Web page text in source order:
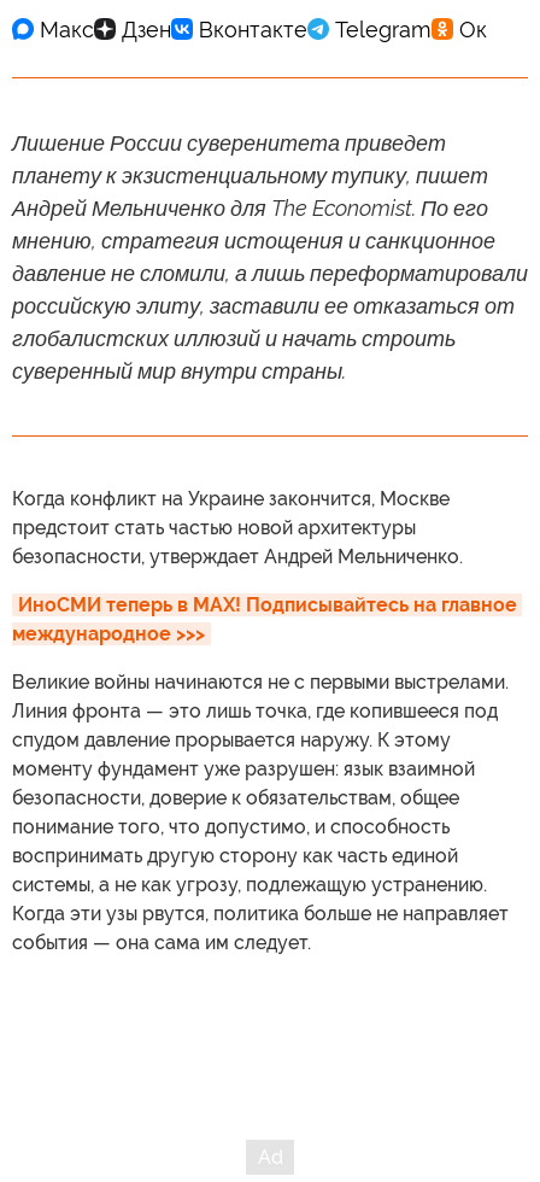
Лишение России суверенитета приведет
планету к экзистенциальному тупику, пишет
Андрей Мельниченко для The Economist. По его
мнению, стратегия истощения и санкционное
давление не сломили, а лишь переформатировали
российскую элиту, заставили ее отказаться от
глобалистских иллюзий и начать строить
суверенный мир внутри страны.
Когда конфликт на Украине закончится, Москве
предстоит стать частью новой архитектуры
безопасности, утверждает Андрей Мельниченко.
ИноСМИ теперь в MAX! Подписывайтесь на главное
международное >>>
Великие войны начинаются не с первыми выстрелами.
Линия фронта — это лишь точка, где копившееся под
спудом давление прорывается наружу. К этому
моменту фундамент уже разрушен: язык взаимной
безопасности, доверие к обязательствам, общее
понимание того, что допустимо, и способность
воспринимать другую сторону как часть единой
системы, а не как угрозу, подлежащую устранению.
Когда эти узы рвутся, политика больше не направляет
события — она сама им следует.